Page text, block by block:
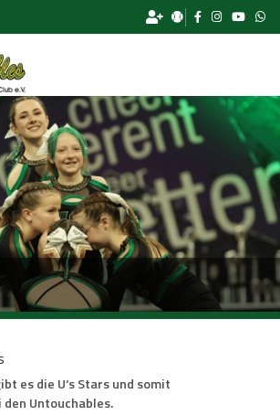
es die U‘s Stars und somit
Untouchables.